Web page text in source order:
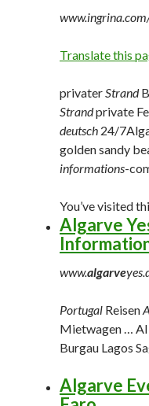
Translate this
privaterStrand
Strandprivate
deutsch 24/
golden sandy
informations-
You’ve visited
Algarve
www.algarve
Portugal Reisen
Mietwagen … Al
Burgau Lagos
Algarve